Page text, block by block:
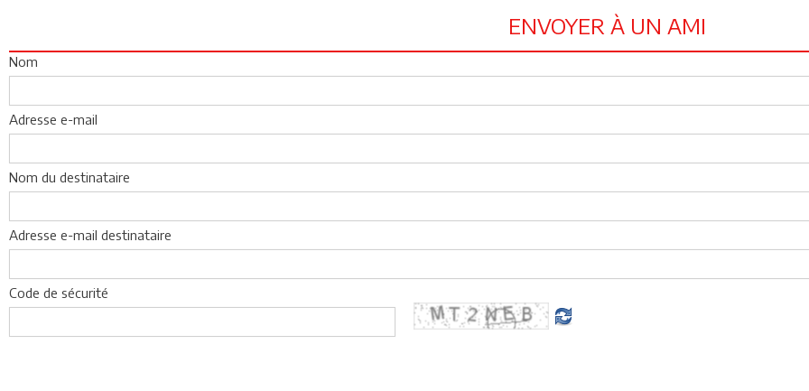
ENVOYER À UN AMI
Nom
Adresse e-mail
Nom du destinataire
Adresse e-mail destinataire
Code de sécurité